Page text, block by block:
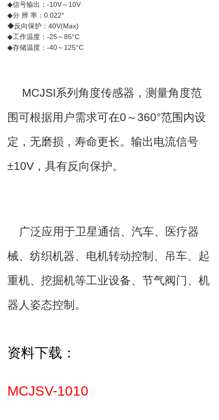
◆信号输出：-10V～10V
◆分 辨 率：0.022°
◆反向保护：40V(Max)
◆工作温度：-25～85°C
◆存储温度：-40～125°C
MCJSI系列角度传感器，测量角度范
围可根据用户需求可在0～360°范围内设
定，无磨损，寿命更长。输出电流信号
±10V，具有反向保护。
广泛应用于卫星通信、汽车、医疗器
械、纺织机器、电机转动控制、吊车、起
重机、挖掘机等工业设备、节气阀门、机
器人姿态控制。
资料下载：
MCJSV-1010